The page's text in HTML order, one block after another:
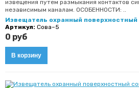
извещения путем размыкания контактов
независимым каналам. ОСОБЕННОСТИ: ..
Извещатель охранный
Артикул: Сова–5
0 руб